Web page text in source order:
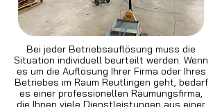
Bei jeder Betriebsauflösung muss die
Situation individuell beurteilt werden. Wenn
es um die Auflösung Ihrer Firma oder Ihres
Betriebes im Raum Reutlingen geht, bedarf
es einer professionellen Räumungsfirma,
die Ihnen viele Dienstleistungen aus einer